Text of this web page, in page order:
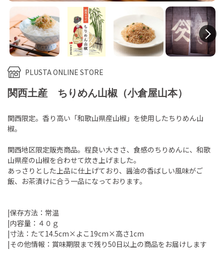
PLUSTA ONLINE STORE
関西土産 ちりめん山椒（小倉屋山本）
関西限定。香り高い「和歌山県産山椒」を使用したちりめん山
椒。
関西地区限定販売商品。程良い大きさ、食感のちりめんに、和歌
山県産の山椒を合わせて炊き上げました。
あっさりとした上品に仕上げており、醤油の香ばしい風味がご
飯、お茶漬けに合う一品になっております。
|保存方法：常温
|内容量：４０ｇ
|寸法：たて14.5cm×よこ19cm×高さ1cm
|その他情報：賞味期限まで残り50日以上の商品をお届けします